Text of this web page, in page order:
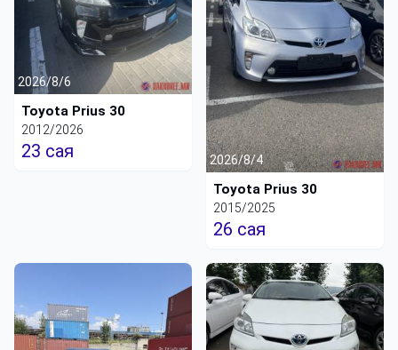
2026/8/6
Toyota Prius 30
2012/2026
23 сая 2026/8/4
Toyota Prius 30
2015/2025
26 сая